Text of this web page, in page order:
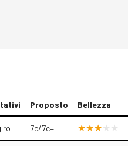
Proposto Bellezza
7c/7c+